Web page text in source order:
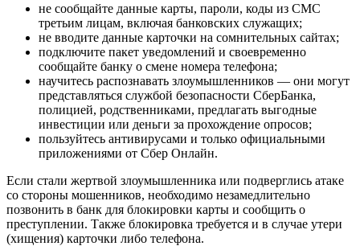
не сообщайте данные карты, пароли, коды из СМС
третьим лицам, включая банковских служащих;
не вводите данные карточки на сомнительных сайтах;
подключите пакет уведомлений и своевременно
сообщайте банку о смене номера телефона;
научитесь распознавать злоумышленников — они могут
представляться службой безопасности СберБанка,
полицией, родственниками, предлагать выгодные
инвестиции или деньги за прохождение опросов;
пользуйтесь антивирусами и только официальными
приложениями от Сбер Онлайн.
Если стали жертвой злоумышленника или подверглись атаке
со стороны мошенников, необходимо незамедлительно
позвонить в банк для блокировки карты и сообщить о
преступлении. Также блокировка требуется и в случае утери
(хищения) карточки либо телефона.